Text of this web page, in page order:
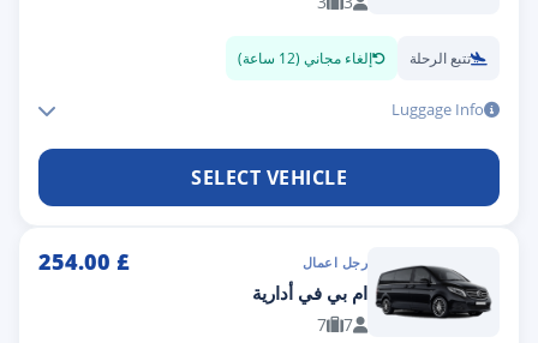
تتبع الرحلة إلغاء مجاني (12 ساعة)
Luggage Info
SELECT VEHICLE
رجل اعمال £
254.00
ام بي في أدارية
7
7